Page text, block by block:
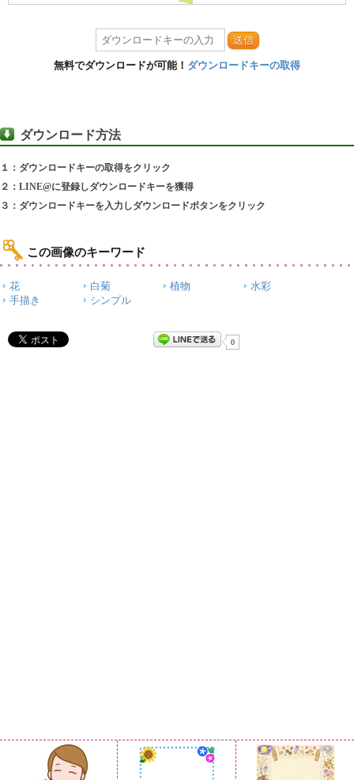
送信
無料でダウンロードが可能！ ダウンロードキーの取得
ダウンロード方法
１：ダウンロードキーの取得をクリック
２：LINE@に登録しダウンロードキーを獲得
３：ダウンロードキーを入力しダウンロードボタンをクリック
この画像のキーワード
花 白菊 植物
水彩
手描き
シンプル
0